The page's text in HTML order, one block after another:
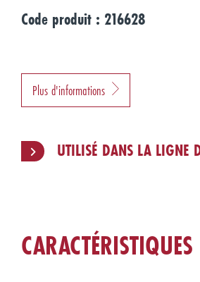
Code produit : 216628
Plus d'informations
UTILISÉ DANS LA LIGNE
CARACTÉRISTIQUES